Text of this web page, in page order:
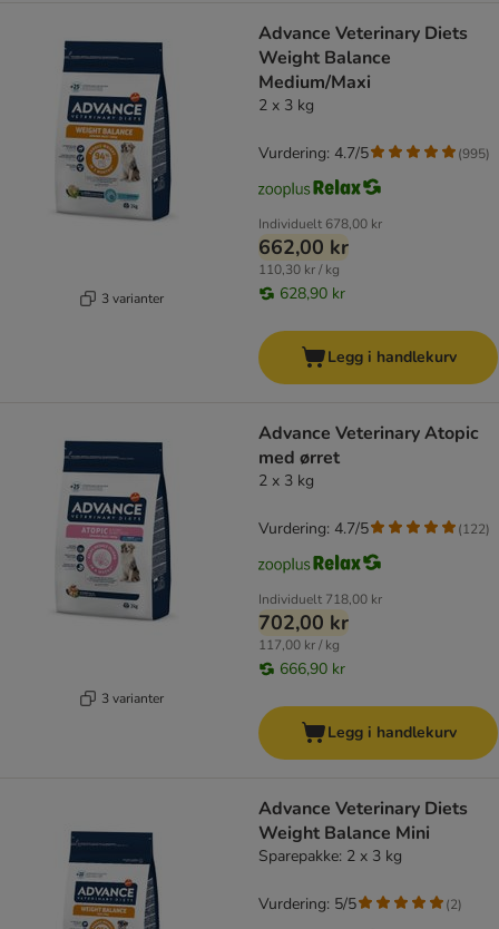
3 varianter
Advance Veterinary Diets
Weight Balance
Medium/Maxi
2 x 3 kg
Individuelt 678,00 kr
662,00 kr
110,30 kr / kg
628,90 kr
Vurdering: 4.7/5 (995)
Legg i handlekurv
3 varianter
Advance Veterinary Atopic
med ørret
2 x 3 kg
Individuelt 718,00 kr
702,00 kr
117,00 kr / kg
666,90 kr
Vurdering: 4.7/5 (122)
Legg i handlekurv
Advance Veterinary Diets
Weight Balance Mini
Sparepakke: 2 x 3 kg
Vurdering: 5/5 (2)